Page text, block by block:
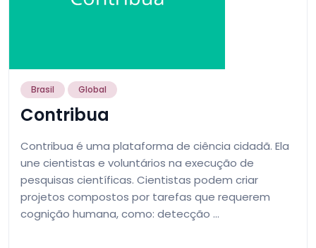
Brasil Global
Contribua
Contribua é uma plataforma de ciência cidadã. Ela
une cientistas e voluntários na execução de
pesquisas científicas. Cientistas podem criar
projetos compostos por tarefas que requerem
cognição humana, como: detecção …